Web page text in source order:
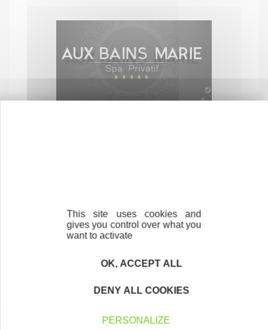
RÉUNIONNAIS
85500 CHAMBRETAUD
This site uses cookies and
gives you control over what you
want to activate
OK, ACCEPT ALL
DENY ALL COOKIES
PERSONALIZE